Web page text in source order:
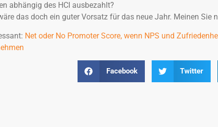
abhängig des HCI ausbezahlt?
das doch ein guter Vorsatz für das neue Jahr. Meinen Sie
Net oder No Promoter Score, wenn NPS und
Facebook Twitter